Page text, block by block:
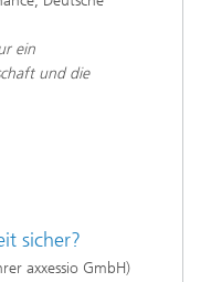
ein
und die
sicher?
axxessio GmbH)